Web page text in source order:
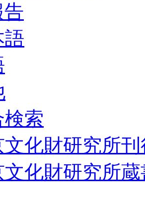
語
索
文化財研究所
文化財研究所